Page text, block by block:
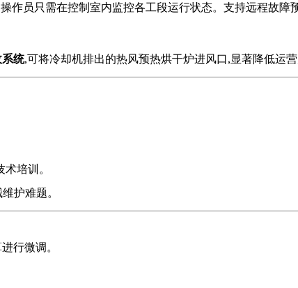
员只需在控制室内监控各工段运行状态。支持远程故障
统,可将冷却机排出的热风预热烘干炉进风口,显著降低运营
培训。
护难题。
行微调。